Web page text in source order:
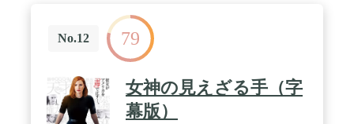
No.12 79
女神の見えざる手（字
幕版）